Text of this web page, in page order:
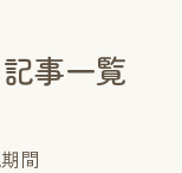
事一覧
間